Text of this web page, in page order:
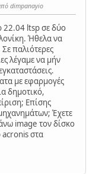
dimpanayio
22.04 ltsp σε δύο
Ήθελα να
παλιότερες
λέγαμε να μήν
με εφαρμογές
δημοτικό,
Επίσης
Έχετε
image τον δίσκο
acronis στα